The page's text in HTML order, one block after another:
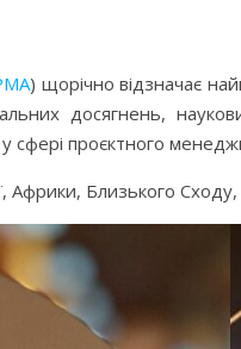
) щорічно відзначає
досягнень,
сфері проєктного
Африки, Близького